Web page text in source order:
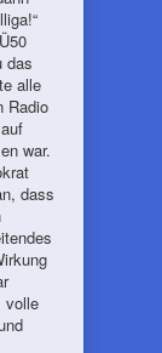
das
alle
Radio
war.
dass
volle